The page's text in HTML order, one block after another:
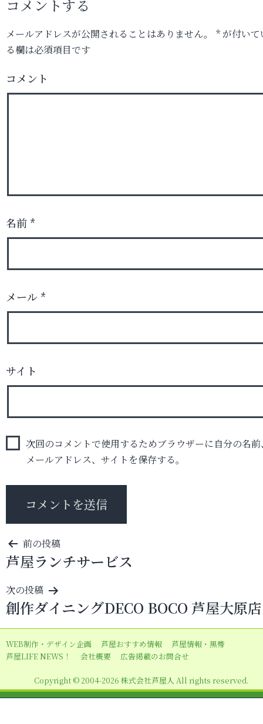
コメントする
メールアドレスが公開されることはありません。 *が付いて
る欄は必須項目です
コメント
名前 *
メール *
サイト
次回のコメントで使用するためブラウザーに自分の名前
メールアドレス、サイトを保存する。
投
稿
ナ
ビ
ゲ
ー
シ
ン
前の投稿
芦屋ランチサービス
次の投稿
創作ダイニングDECO BOCO 芦屋大原店
WEB制作・デザイン企画 芦屋おすすめ情報
芦屋情報・黒帯
芦屋LIFE NEWS！
会社概要 広告掲載のお問合せ
Copyright © 2004-2026 株式会社芦屋人 All rights reserved.